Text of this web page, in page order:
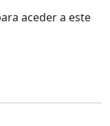
aceder a este